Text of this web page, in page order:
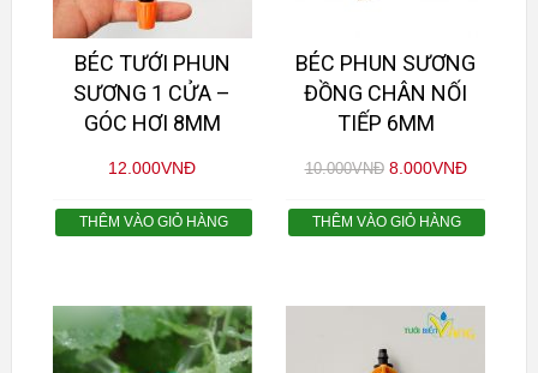
BÉC TƯỚI PHUN
SƯƠNG 1 CỬA –
GÓC HƠI 8MM
12.000VNĐ
THÊM VÀO GIỎ HÀNG
BÉC PHUN SƯƠNG
ĐỒNG CHÂN NỐI
TIẾP 6MM
10.000VNĐ 8.000VNĐ
THÊM VÀO GIỎ HÀNG